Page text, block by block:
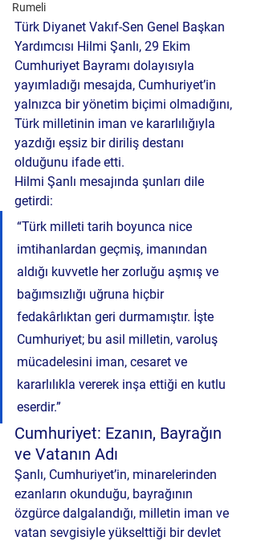
Rumeli
Türk Diyanet Vakıf-Sen Genel Başkan
Yardımcısı Hilmi Şanlı, 29 Ekim
Cumhuriyet Bayramı dolayısıyla
yayımladığı mesajda, Cumhuriyet’in
yalnızca bir yönetim biçimi olmadığını,
Türk milletinin iman ve kararlılığıyla
yazdığı eşsiz bir diriliş destanı
olduğunu ifade etti.
Hilmi Şanlı mesajında şunları dile
getirdi:
“Türk milleti tarih boyunca nice
imtihanlardan geçmiş, imanından
aldığı kuvvetle her zorluğu aşmış ve
bağımsızlığı uğruna hiçbir
fedakârlıktan geri durmamıştır. İşte
Cumhuriyet; bu asil milletin, varoluş
mücadelesini iman, cesaret ve
kararlılıkla vererek inşa ettiği en kutlu
eserdir.”
Cumhuriyet: Ezanın, Bayrağın
ve Vatanın Adı
Şanlı, Cumhuriyet’in, minarelerinden
ezanların okunduğu, bayrağının
özgürce dalgalandığı, milletin iman ve
vatan sevgisiyle yükselttiği bir devlet